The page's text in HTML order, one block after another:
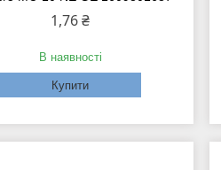
1,76 ₴
В наявності
Купити